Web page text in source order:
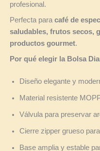
profesional.
Perfecta paracafé de
saludables, frutos secos,
productos gourmet.
Por qué elegir la Bolsa
Diseño elegante y
Material resistente
Válvula para preservar
Cierre zipper grueso
Base amplia y estable